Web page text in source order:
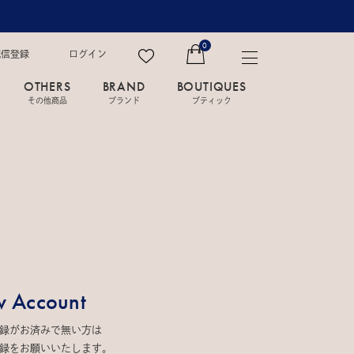
登録 ログイン
0
OTHERS
その他商品
BRAND
ブランド
BOUTIQUES
ブティック
Account
がお済みで無い方は
をお願いいたします。